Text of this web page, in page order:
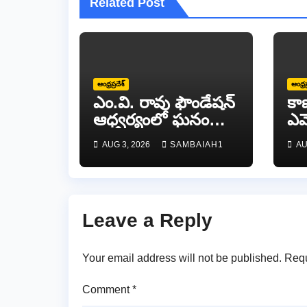
ఆంధ్రప్రదేశ్
ఎం.వి. రావు ఫౌండేషన్
ఆధ్వర్యంలో ఘనంగా
జాతీయ స్వాతంత్ర
సమరయోధుల
పురస్కారాలు
AUG 3, 2026 SAMBAIAH1
Leave a Reply
Your email address will not be published.
Comment*